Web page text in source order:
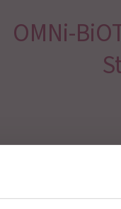
OMNi-